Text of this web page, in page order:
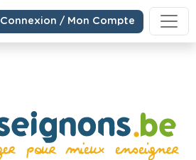
Connexion / Mon Compte